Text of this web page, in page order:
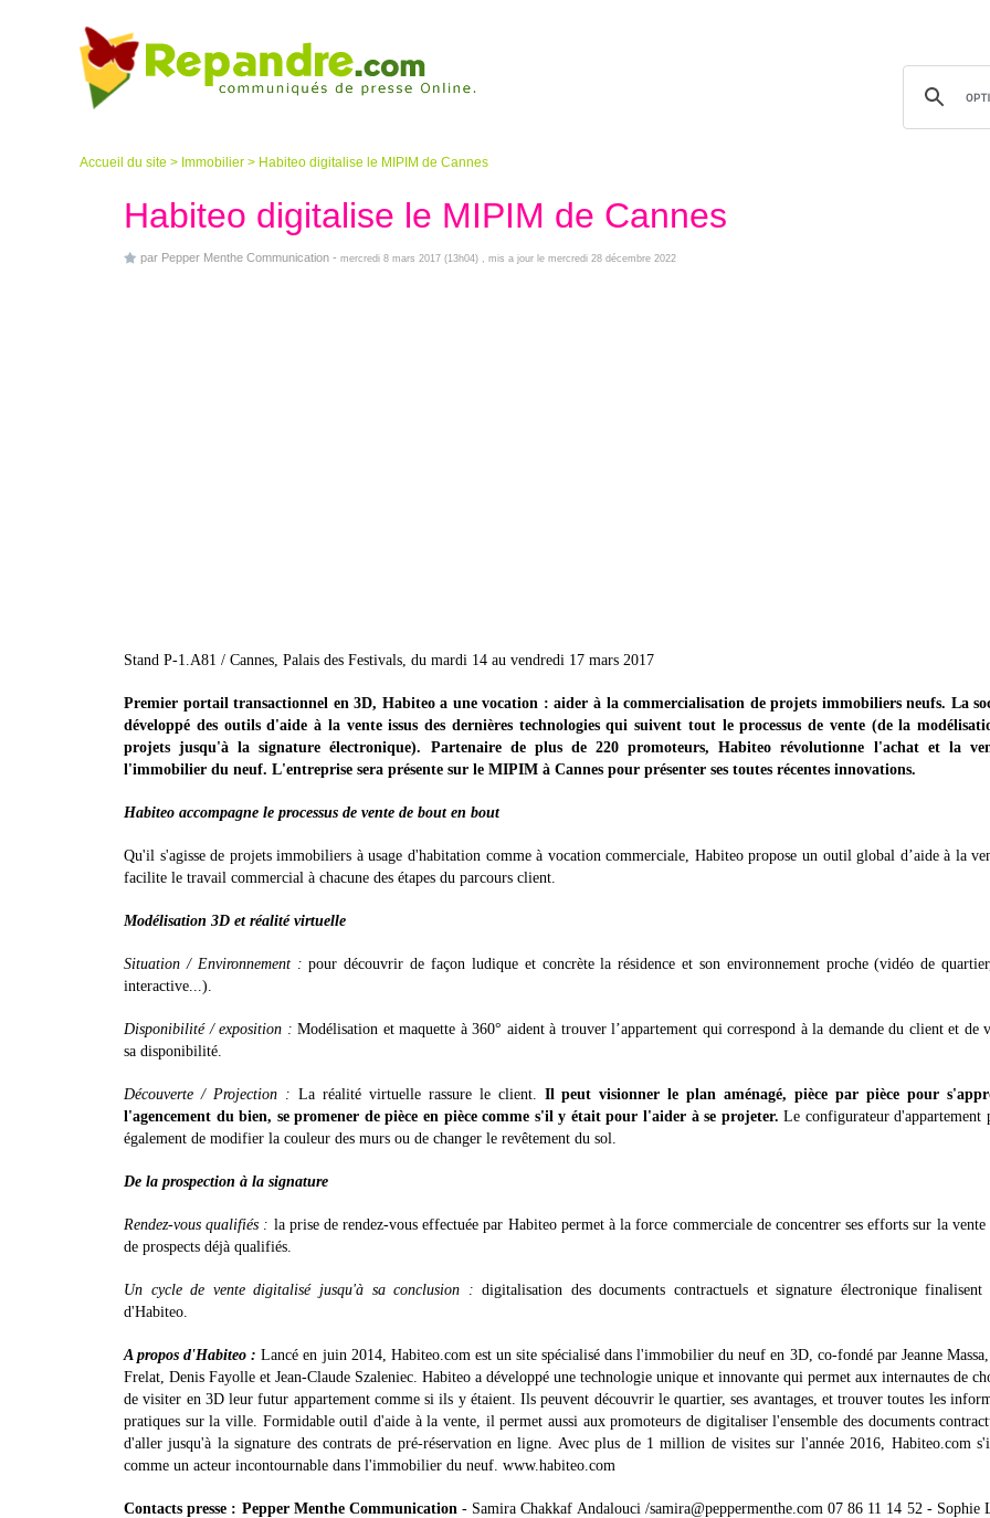
Accueil du site > Immobilier > Habiteo digitalise le MIPIM de Cannes
Habiteo digitalise le MIPIM de Cannes
par Pepper Menthe Communication - mercredi 8 mars 2017 (13h04) , mis a jour le mercredi 28 décembre 2022
Stand P-1.A81 / Cannes, Palais des Festivals, du mardi 14 au vendredi 17 mars 2017
Premier portail transactionnel en 3D, Habiteo a une vocation : aider à la commercialisation de projets immobiliers neufs. La
développé des outils d'aide à la vente issus des dernières technologies qui suivent tout le processus de vente (de la
projets jusqu'à la signature électronique). Partenaire de plus de 220 promoteurs, Habiteo révolutionne l'achat et la
l'immobilier du neuf. L'entreprise sera présente sur le MIPIM à Cannes pour présenter ses toutes récentes innovations.
Habiteo accompagne le processus de vente de bout en bout
Qu'il s'agisse de projets immobiliers à usage d'habitation comme à vocation commerciale, Habiteo propose un outil global d’aide à la
facilite le travail commercial à chacune des étapes du parcours client.
Modélisation 3D et réalité virtuelle
Situation / Environnement : pour découvrir de façon ludique et concrète la résidence et son environnement proche (vidéo de
interactive...).
Disponibilité / exposition : Modélisation et maquette à 360° aident à trouver l’appartement qui correspond à la demande du client et de
sa disponibilité.
Découverte / Projection : La réalité virtuelle rassure le client. Il peut visionner le plan aménagé, pièce par pièce pour
l'agencement du bien, se promener de pièce en pièce comme s'il y était pour l'aider à se projeter. Le configurateur d'appartement
également de modifier la couleur des murs ou de changer le revêtement du sol.
De la prospection à la signature
Rendez-vous qualifiés : la prise de rendez-vous effectuée par Habiteo permet à la force commerciale de concentrer ses efforts sur la vente
de prospects déjà qualifiés.
Un cycle de vente digitalisé jusqu'à sa conclusion : digitalisation des documents contractuels et signature électronique
d'Habiteo.
A propos d'Habiteo :Lancé en juin 2014, Habiteo.com est un site spécialisé dans l'immobilier du neuf en 3D, co-fondé par Jeanne
Frelat, Denis Fayolle et Jean-Claude Szaleniec. Habiteo a développé une technologie unique et innovante qui permet aux internautes de
de visiter en 3D leur futur appartement comme si ils y étaient. Ils peuvent découvrir le quartier, ses avantages, et trouver toutes les
pratiques sur la ville. Formidable outil d'aide à la vente, il permet aussi aux promoteurs de digitaliser l'ensemble des documents
d'aller jusqu'à la signature des contrats de pré-réservation en ligne. Avec plus de 1 million de visites sur l'année 2016, Habiteo.com
comme un acteur incontournable dans l'immobilier du neuf. www.habiteo.com
Contacts presse : Pepper Menthe Communication - Samira Chakkaf Andalouci /samira@peppermenthe.com 07 86 11 14 52 - Sophie